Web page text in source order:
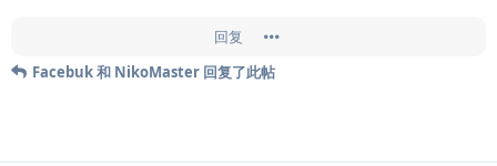
回复
Facebuk和 NikoMaster 回复了此帖